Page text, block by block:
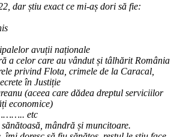
dar știu exact ce mi-aș dori să fie:
avuții naționale
a celor care au vândut și tâlhărit România
privind Flota, crimele de la Caracal,
în Justiție
(aceea care dădea dreptul serviciilor
economice)
etc
mândră și muncitoare.